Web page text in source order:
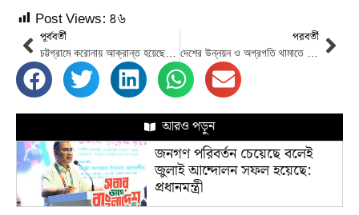
Post Views: ৪৬
পূর্ববর্তী পরবর্তী
আরও পড়ুন
জনগণ পরিবর্তন চেয়েছে বলেই
জুলাই আন্দোলন সফল হয়েছে:
প্রধানমন্ত্রী